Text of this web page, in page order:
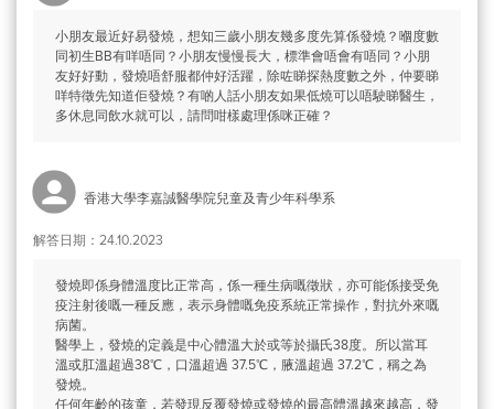
小朋友最近好易發燒，想知三歲小朋友幾多度先算係發燒？嗰度數
同初生BB有咩唔同？小朋友慢慢長大，標準會唔會有唔同？小朋
友好好動，發燒唔舒服都仲好活躍，除咗睇探熱度數之外，仲要睇
咩特徵先知道佢發燒？有啲人話小朋友如果低燒可以唔駛睇醫生，
多休息同飲水就可以，請問咁樣處理係咪正確？
香港大學李嘉誠醫學院兒童及青少年科學系
解答日期：24.10.2023
發燒即係身體溫度比正常高，係一種生病嘅徵狀，亦可能係接受免
疫注射後嘅一種反應，表示身體嘅免疫系統正常操作，對抗外來嘅
病菌。
醫學上，發燒的定義是中心體溫大於或等於攝氏38度。所以當耳
溫或肛溫超過38℃，口溫超過 37.5℃，腋溫超過 37.2℃，稱之為
發燒。
任何年齡的孩童，若發現反覆發燒或發燒的最高體溫越來越高，發